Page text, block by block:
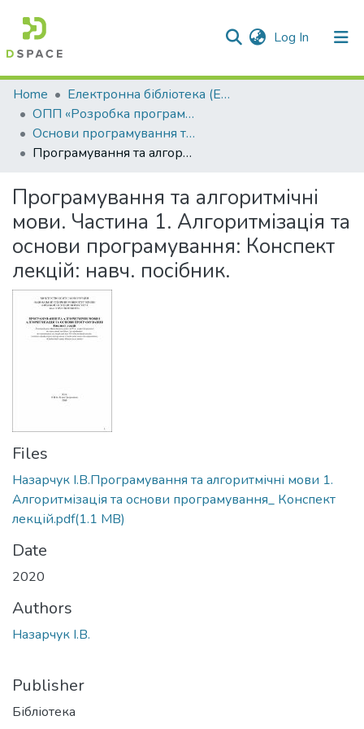
Log In (current)
Communities & Collections
All of DSpace
Statistics
Home
Електронна бібліотека (E-Book)
ОПП «Розробка програмного забезпечення»
Основи програмування та алгоритмічні мови
Програмування та алгоритмічні мови. Частина 1. Алгоритмізація та основи програмування: Конспект лекцій: навч. посібник.
Програмування та алгоритмічні
мови. Частина 1. Алгоритмізація та
основи програмування: Конспект
лекцій: навч. посібник.
Files
Назарчук І.В.Програмування та алгоритмічні мови 1.
Алгоритмізація та основи програмування_ Конспект
лекцій.pdf(1.1 MB)
Date
2020
Authors
Назарчук І.В.
Publisher
Бібліотека